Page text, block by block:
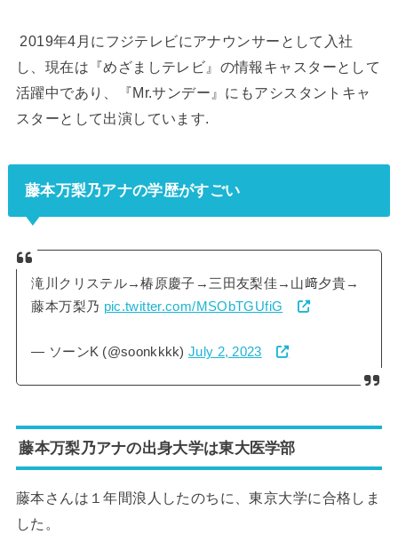
2019年4月にフジテレビにアナウンサーとして入社
し、現在は『めざましテレビ』の情報キャスターとして
活躍中であり、『Mr.サンデー』にもアシスタントキャ
スターとして出演しています.
藤本万梨乃アナの学歴がすごい
滝川クリステル→椿原慶子→三田友梨佳→山﨑夕貴→
藤本万梨乃 pic.twitter.com/MSObTGUfiG
— ソーンK (@soonkkkk)July 2, 2023
藤本万梨乃アナの出身大学は東大医学部
藤本さんは１年間浪人したのちに、東京大学に合格しま
した。